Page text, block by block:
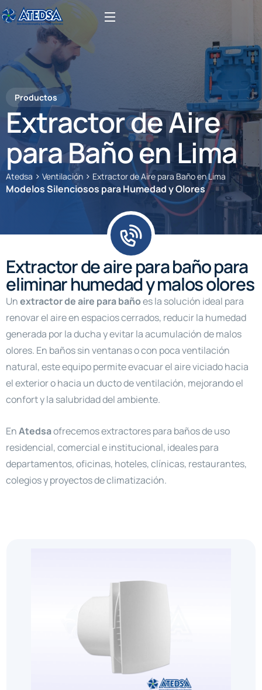
Productos
Extractor de Aire
para Baño en Lima
Atedsa > Ventilación > Extractor de Aire para Baño en Lima
Modelos Silenciosos para Humedad y Olores
Extractor de aire para baño para
eliminar humedad y malos olores
Unextractor de aire para bañoes la solución ideal para
renovar el aire en espacios cerrados, reducir la humedad
generada por la ducha y evitar la acumulación de malos
olores. En baños sin ventanas o con poca ventilación
natural, este equipo permite evacuar el aire viciado hacia
el exterior o hacia un ducto de ventilación, mejorando el
confort y la salubridad del ambiente.
EnAtedsaofrecemos extractores para baños de uso
residencial, comercial e institucional, ideales para
departamentos, oficinas, hoteles, clínicas, restaurantes,
colegios y proyectos de climatización.